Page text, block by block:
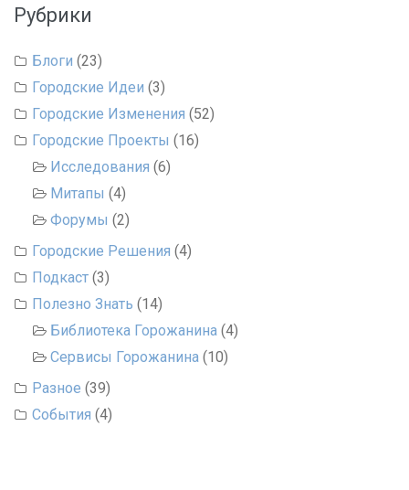
Рубрики
Блоги (23)
Городские Идеи (3)
Городские Изменения (52)
Городские Проекты (16)
Исследования (6)
Митапы (4)
Форумы (2)
Городские Решения (4)
Подкаст (3)
Полезно Знать (14)
Библиотека Горожанина (4)
Сервисы Горожанина (10)
Разное (39)
События (4)